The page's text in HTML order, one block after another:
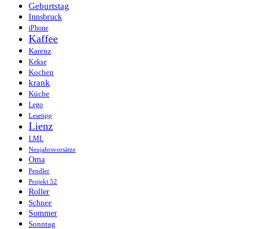
Geburtstag
Innsbruck
iPhone
Kaffee
Karenz
Kekse
Kochen
krank
Küche
Lego
Lesetipp
Lienz
LML
Neujahrsvorsätze
Oma
Pendler
Projekt 52
Roller
Schnee
Sommer
Sonntag